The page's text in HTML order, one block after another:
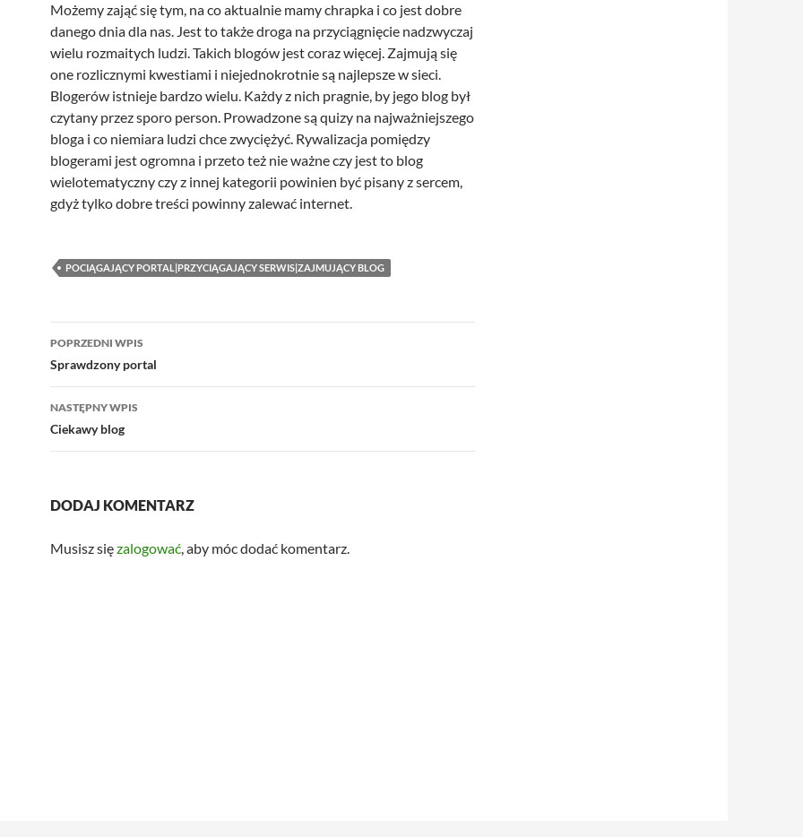
Możemy zająć się tym, na co aktualnie mamy chrapka i co jest dobre
danego dnia dla nas. Jest to także droga na przyciągnięcie nadzwyczaj
wielu rozmaitych ludzi. Takich blogów jest coraz więcej. Zajmują się
one rozlicznymi kwestiami i niejednokrotnie są najlepsze w sieci.
Blogerów istnieje bardzo wielu. Każdy z nich pragnie, by jego blog był
czytany przez sporo person. Prowadzone są quizy na najważniejszego
bloga i co niemiara ludzi chce zwyciężyć. Rywalizacja pomiędzy
blogerami jest ogromna i przeto też nie ważne czy jest to blog
wielotematyczny czy z innej kategorii powinien być pisany z sercem,
gdyż tylko dobre treści powinny zalewać internet.
POCIĄGAJĄCY PORTAL|PRZYCIĄGAJĄCY SERWIS|ZAJMUJĄCY BLOG
Nawigacja
wpisu
POPRZEDNI WPIS
Sprawdzony portal
NASTĘPNY WPIS
Ciekawy blog
DODAJ KOMENTARZ
Musisz sięzalogować, aby móc dodać komentarz.